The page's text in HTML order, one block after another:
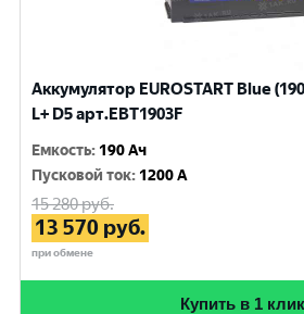
Аккумулятор EUROSTART Blue
L+ D5 арт.EBT1903F
Емкость: 190 Ач
Пусковой ток: 1200 A
15 280руб.
13 570 руб.
при обмене
Купить в 1 клик